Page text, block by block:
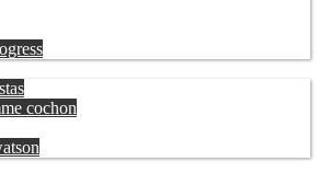
cochon